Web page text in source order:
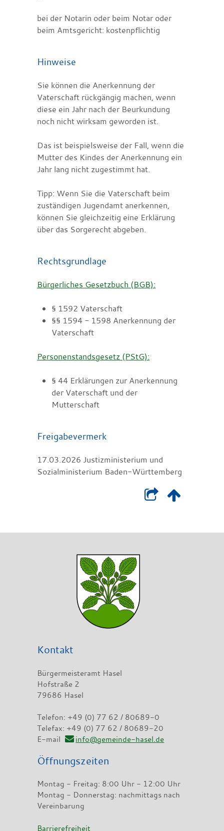
bei der Notarin oder beim Notar oder
beim Amtsgericht: kostenpflichtig
Hinweise
Sie können die Anerkennung der
Vaterschaft rückgängig machen, wenn
diese ein Jahr nach der Beurkundung
noch nicht wirksam geworden ist.
Das ist beispielsweise der Fall, wenn die
Mutter des Kindes der Anerkennung ein
Jahr lang nicht zugestimmt hat.
Tipp: Wenn Sie die Vaterschaft beim
zuständigen Jugendamt anerkennen,
können Sie gleichzeitig eine Erklärung
über das Sorgerecht abgeben.
Rechtsgrundlage
Bürgerliches Gesetzbuch (BGB):
§ 1592 Vaterschaft
§§ 1594 - 1598 Anerkennung der
Vaterschaft
Personenstandsgesetz (PStG):
§ 44 Erklärungen zur Anerkennung
der Vaterschaft und der
Mutterschaft
Freigabevermerk
17.03.2026 Justizministerium und
Sozialministerium Baden-Württemberg
Kontakt
Bürgermeisteramt Hasel
Hofstraße 2
79686 Hasel
Telefon: +49 (0) 77 62 / 80689-0
Telefax: +49 (0) 77 62 / 80689-20
E-mail
info@gemeinde-hasel.de
Öffnungszeiten
Montag - Freitag: 8:00 Uhr - 12:00 Uhr
Montag - Donnerstag: nachmittags nach
Vereinbarung
Barrierefreiheit